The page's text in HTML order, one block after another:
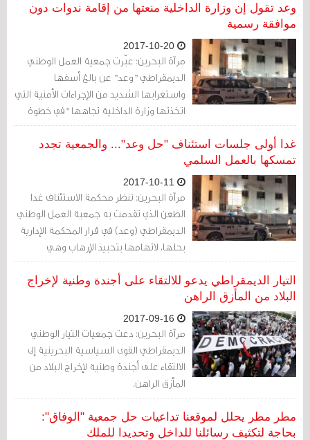
وعد تقول إن وزارة الداخلية منعتها من إقامة ندوات دون
موافقة رسمية
مرآة البحرين: عبّرت جمعية العمل الوطني
الديمقراطي "وعد" عن بالغ أسفها
واستغرابها الشديد من الإجراءات الأمنية التي
اتخذتها وزارة الداخلية تجاهها "في خطوة
غريبة وبعيدة عن السياق السياسي العام".
غدا أولى جلسات استئناف "حل وعد"... والجمعية تجدد
تمسكها بالعمل السلمي
مرآة البحرين: تنظر محكمة الاستئناف غدا
الطعن الذي تقدمت به جمعية العمل الوطني
الديمقراطي (وعد) في قرار المحكمة الإدارية
بحلها، لاتهامها بتحبيذ الإرهاب وهي
اتهامات نفتها الجمعية.
التيار الديمقراطي يدعو للالتقاء على أجندة وطنية لإخراج
البلاد من المأزق الراهن
مرآة البحرين: دعت جمعيات التيار الوطني
الديمقراطي القوى السياسية البحرينية إلى
الالتقاء على أجندة وطنية لإخراج البلاد من
المأزق الراهن.
مطر مطر يحلل لموقعنا تداعيات حل جمعية "الوفاق":
بحاجة لتكثيف رسائلنا للداخل وتحديدا للملك